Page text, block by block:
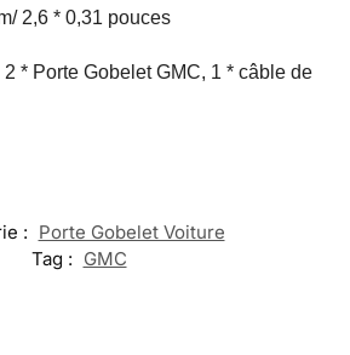
2,6 * 0,31 pouces
2 * Porte Gobelet GMC, 1 * câble de
: Porte Gobelet Voiture
Tag : GMC